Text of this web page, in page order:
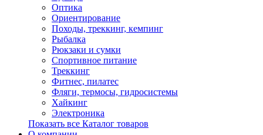
Оптика
Ориентирование
Походы, треккинг, кемпинг
Рыбалка
Рюкзаки и сумки
Спортивное питание
Треккинг
Фитнес, пилатес
Фляги, термосы, гидросистемы
Хайкинг
Электроника
Показать все Каталог товаров